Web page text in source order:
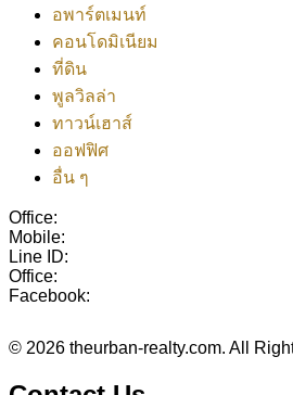
อพาร์ตเมนท์
คอนโดมิเนียม
ที่ดิน
พูลวิลล่า
ทาวน์เฮาส์
ออฟฟิศ
อื่น ๆ
Office:
Mobile:
Line ID:
Office:
Facebook:
© 2026 theurban-realty.com. All